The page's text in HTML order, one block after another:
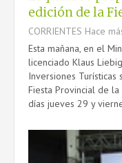
edición de la
CORRIENTES Hace
Esta mañana, en el
licenciado Klaus
Inversiones
Fiesta Provincial de
días jueves 29 y